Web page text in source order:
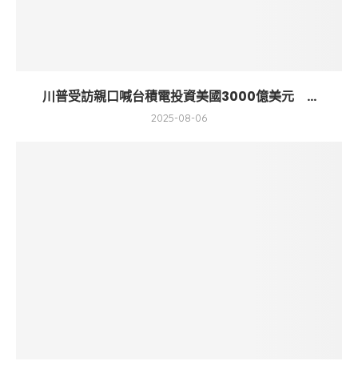
川普受訪親口喊台積電投資美國3000億美元 ...
2025-08-06